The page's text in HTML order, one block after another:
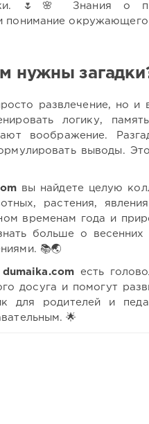
🌷🌸 Знания о
понимание
нужны
развлечение, но и
логику,
воображение.
выводы.
вы найдете целую
растения,
временам года и
больше о весенних
📚🌏
dumaika.com есть
досуга и помогут
для родителей и
🌟